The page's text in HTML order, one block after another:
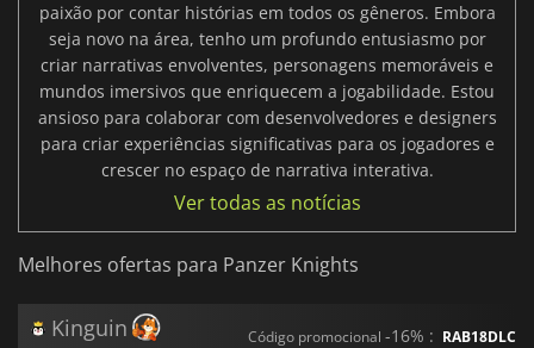
paixão por contar histórias em todos os gêneros. Embora
seja novo na área, tenho um profundo entusiasmo por
criar narrativas envolventes, personagens memoráveis e
mundos imersivos que enriquecem a jogabilidade. Estou
ansioso para colaborar com desenvolvedores e designers
para criar experiências significativas para os jogadores e
crescer no espaço de narrativa interativa.
Ver todas as notícias
Melhores ofertas para Panzer Knights
Kinguin Código promocional -16% : RAB18DLC